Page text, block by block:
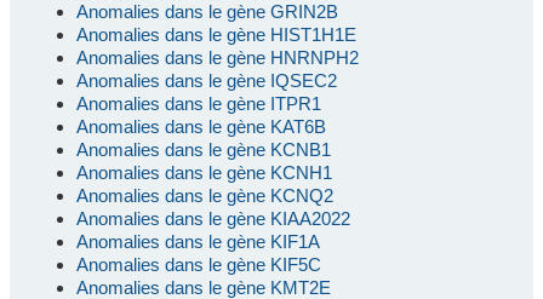
Anomalies dans le gène GRIN2B
Anomalies dans le gène HIST1H1E
Anomalies dans le gène HNRNPH2
Anomalies dans le gène IQSEC2
Anomalies dans le gène ITPR1
Anomalies dans le gène KAT6B
Anomalies dans le gène KCNB1
Anomalies dans le gène KCNH1
Anomalies dans le gène KCNQ2
Anomalies dans le gène KIAA2022
Anomalies dans le gène KIF1A
Anomalies dans le gène KIF5C
Anomalies dans le gène KMT2E